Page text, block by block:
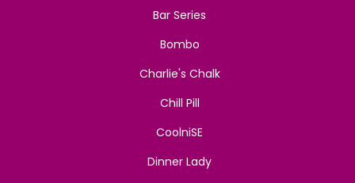
Bar Series
Bombo
Charlie's Chalk
Chill Pill
CoolniSE
Dinner Lady